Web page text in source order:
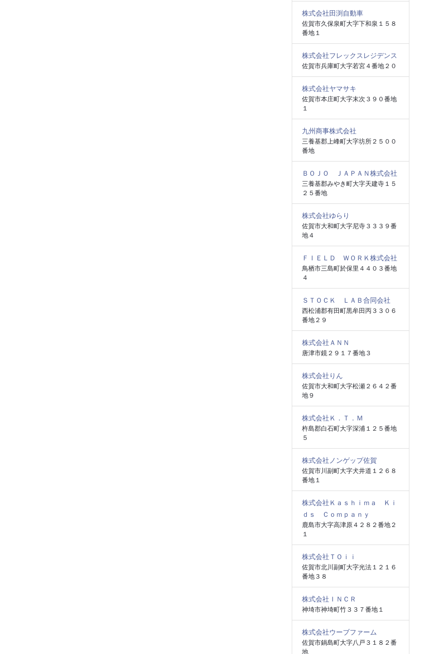
株式会社田渕自動車
佐賀市久保泉町大字下和泉１５８
番地１
株式会社フレックスレジデンス
佐賀市兵庫町大字若宮４番地２０
株式会社ヤマサキ
佐賀市本庄町大字末次３９０番地
１
九州商事株式会社
三養基郡上峰町大字坊所２５００
番地
ＢＯＪＯ ＪＡＰＡＮ株式会社
三養基郡みやき町大字天建寺１５
２５番地
株式会社ゆらり
佐賀市大和町大字尼寺３３３９番
地４
ＦＩＥＬＤ ＷＯＲＫ株式会社
鳥栖市三島町於保里４４０３番地
４
ＳＴＯＣＫ ＬＡＢ合同会社
西松浦郡有田町黒牟田丙３３０６
番地２９
株式会社ＡＮＮ
唐津市鏡２９１７番地３
株式会社りん
佐賀市大和町大字松瀬２６４２番
地９
株式会社Ｋ．Ｔ．Ｍ
杵島郡白石町大字深浦１２５番地
５
株式会社ノンゲップ佐賀
佐賀市川副町大字犬井道１２６８
番地１
株式会社Ｋａｓｈｉｍａ Ｋｉ
ｄｓ Ｃｏｍｐａｎｙ
鹿島市大字高津原４２８２番地２
１
株式会社ＴＯｉｉ
佐賀市北川副町大字光法１２１６
番地３８
株式会社ＩＮＣＲ
神埼市神埼町竹３３７番地１
株式会社ウーブファーム
佐賀市鍋島町大字八戸３１８２番
地